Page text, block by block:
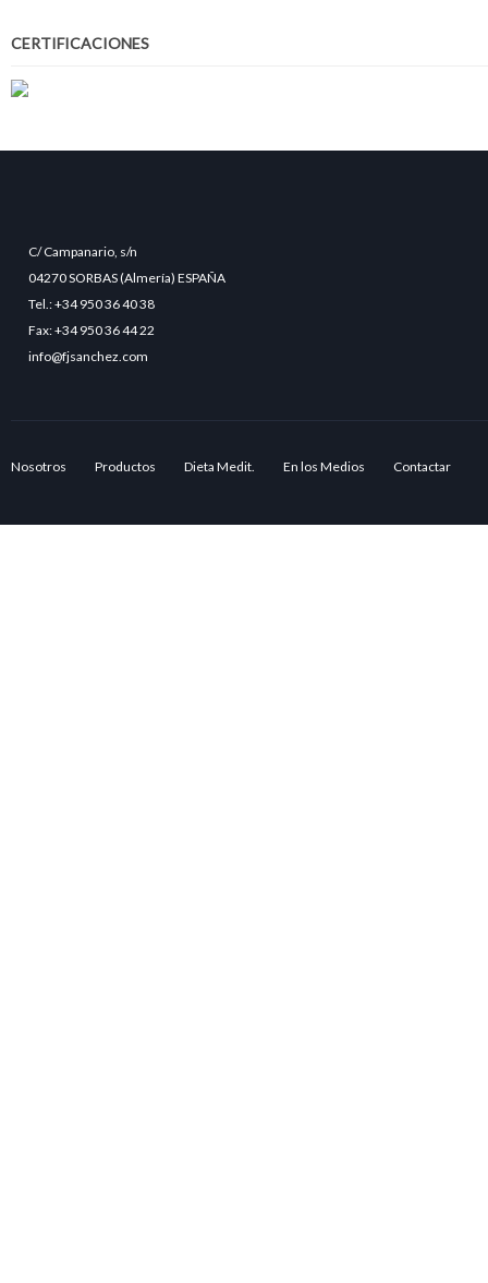
CERTIFICACIONES
C/ Campanario, s/n
04270 SORBAS (Almería) ESPAÑA
Tel.: +34 950 36 40 38
Fax: +34 950 36 44 22
info@fjsanchez.com
Nosotros Productos Dieta Medit. En los Medios Contactar